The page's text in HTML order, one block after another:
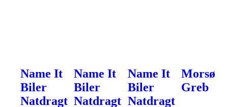
Name It
Biler
Natdragt
Name It
Biler
Natdragt
Name It
Biler
Natdragt
Morsø
Greb